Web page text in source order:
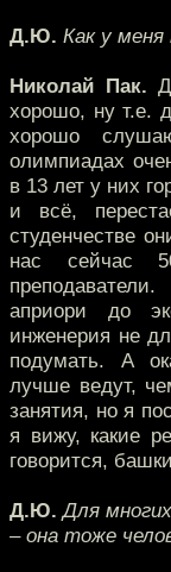
Д.Ю. Как у меня
Николай Пак.
хорошо, ну т.е.
хорошо
олимпиадах
в 13 лет у них
и всё,
студенчестве
нас сейчас
априори до
инженерия не
подумать. А
лучше ведут,
занятия, но я
я вижу, какие
говорится,
Д.Ю. Для
– она тоже